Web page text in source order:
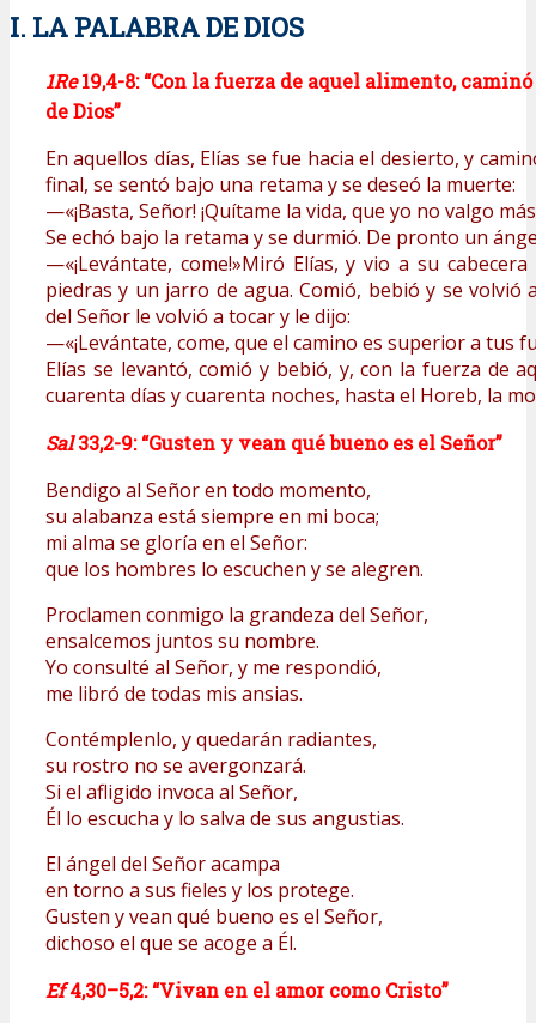
I. LA PALABRA DE DIOS
1Re19,4-8: “Con la fuerza de aquel alimento,
de Dios”
En aquellos días, Elías se fue hacia el desierto, y
final, se sentó bajo una retama y se deseó la muerte:
—«¡Basta, Señor! ¡Quítame la vida, que yo no valgo
Se echó bajo la retama y se durmió. De pronto un
—«¡Levántate, come!»Miró Elías, y vio a su
piedras y un jarro de agua. Comió, bebió y se volvió
del Señor le volvió a tocar y le dijo:
—«¡Levántate, come, que el camino es superior a tus
Elías se levantó, comió y bebió, y, con la fuerza de
cuarenta días y cuarenta noches, hasta el Horeb, la
Sal33,2-9: “Gusten y vean qué bueno es el Señor”
Bendigo al Señor en todo momento,
su alabanza está siempre en mi boca;
mi alma se gloría en el Señor:
que los hombres lo escuchen y se alegren.
Proclamen conmigo la grandeza del Señor,
ensalcemos juntos su nombre.
Yo consulté al Señor, y me respondió,
me libró de todas mis ansias.
Contémplenlo, y quedarán radiantes,
su rostro no se avergonzará.
Si el afligido invoca al Señor,
Él lo escucha y lo salva de sus angustias.
El ángel del Señor acampa
en torno a sus fieles y los protege.
Gusten y vean qué bueno es el Señor,
dichoso el que se acoge a Él.
Ef4,30–5,2: “Vivan en el amor como Cristo”